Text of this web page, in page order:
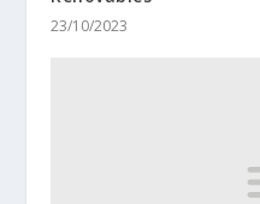
23/10/2023